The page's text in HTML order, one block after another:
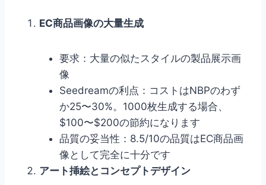
EC商品画像の大量生成
要求：大量の似たスタイルの製品展示画
像
Seedreamの利点：コストはNBPのわず
か25〜30%。1000枚生成する場合、
$100〜$200の節約になります
品質の妥当性：8.5/10の品質はEC商品画
像として完全に十分です
アート挿絵とコンセプトデザイン